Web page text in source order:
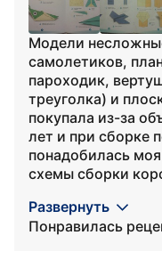
Модели
самолетиков,
пароходик,
треуголка) и
покупала из-за
лет и при сборке
понадобилась
схемы сборки
Развернуть
Понравилась